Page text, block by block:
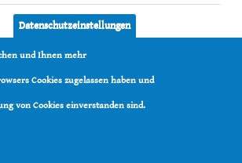
Datenschutzeinstellungen
und Ihnen mehr
Cookies zugelassen haben und
von Cookies einverstanden sind.